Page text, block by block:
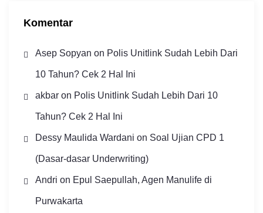
Komentar
Asep Sopyan on Polis Unitlink Sudah Lebih Dari
10 Tahun? Cek 2 Hal Ini
akbaron Polis Unitlink Sudah Lebih Dari 10
Tahun? Cek 2 Hal Ini
Dessy Maulida Wardani on Soal Ujian CPD 1
(Dasar-dasar Underwriting)
Andri on Epul Saepullah, Agen Manulife di
Purwakarta